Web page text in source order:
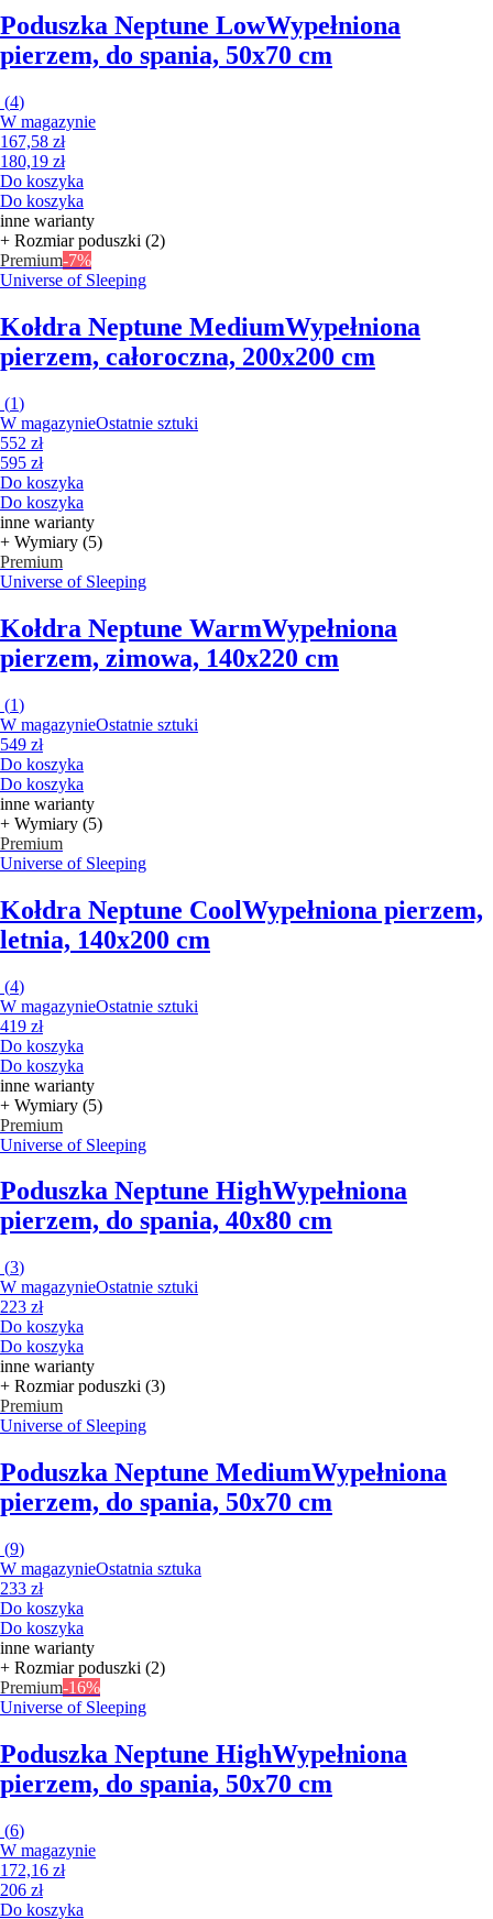
Poduszka Neptune LowWypełniona
pierzem, do spania, 50x70 cm
(4)
W magazynie
167,58 zł
180,19 zł
Do koszyka
Do koszyka
inne warianty
+ Rozmiar poduszki (2)
Premium-7%
Universe of Sleeping
Kołdra Neptune MediumWypełniona
pierzem, całoroczna, 200x200 cm
(1)
W magazynieOstatnie sztuki
552 zł
595 zł
Do koszyka
Do koszyka
inne warianty
+ Wymiary (5)
Premium
Universe of Sleeping
Kołdra Neptune WarmWypełniona
pierzem, zimowa, 140x220 cm
(1)
W magazynieOstatnie sztuki
549 zł
Do koszyka
Do koszyka
inne warianty
+ Wymiary (5)
Premium
Universe of Sleeping
Kołdra Neptune CoolWypełniona pierzem,
letnia, 140x200 cm
(4)
W magazynieOstatnie sztuki
419 zł
Do koszyka
Do koszyka
inne warianty
+ Wymiary (5)
Premium
Universe of Sleeping
Poduszka Neptune HighWypełniona
pierzem, do spania, 40x80 cm
(3)
W magazynieOstatnie sztuki
223 zł
Do koszyka
Do koszyka
inne warianty
+ Rozmiar poduszki (3)
Premium
Universe of Sleeping
Poduszka Neptune MediumWypełniona
pierzem, do spania, 50x70 cm
(9)
W magazynieOstatnia sztuka
233 zł
Do koszyka
Do koszyka
inne warianty
+ Rozmiar poduszki (2)
Premium-16%
Universe of Sleeping
Poduszka Neptune HighWypełniona
pierzem, do spania, 50x70 cm
(6)
W magazynie
172,16 zł
206 zł
Do koszyka